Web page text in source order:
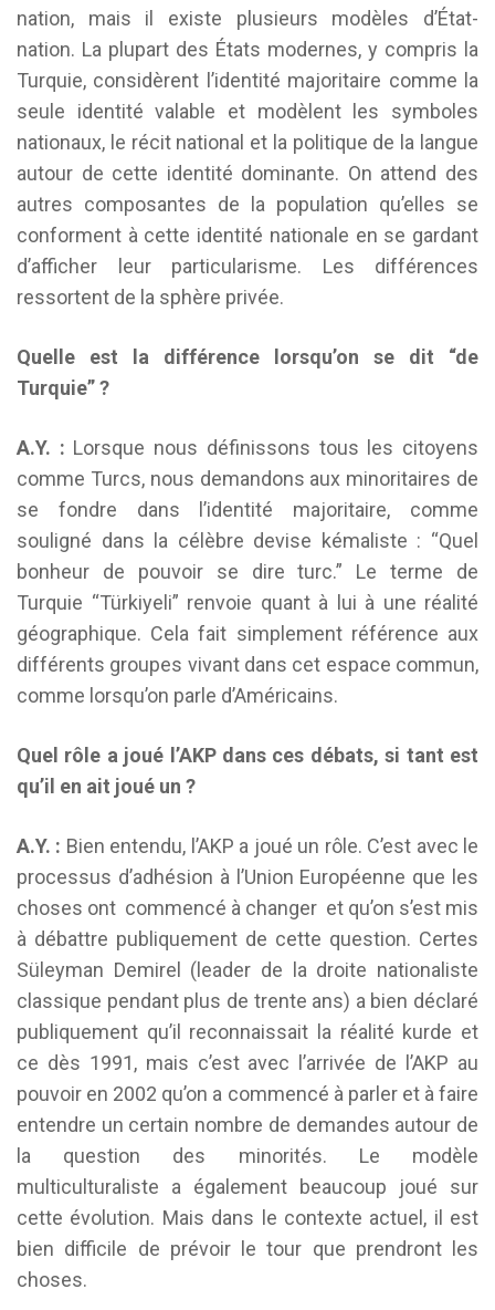
nation, mais il existe plusieurs modèles d’État-
nation. La plupart des États modernes, y compris la
Turquie, considèrent l’identité majoritaire comme la
seule identité valable et modèlent les symboles
nationaux, le récit national et la politique de la langue
autour de cette identité dominante. On attend des
autres composantes de la population qu’elles se
conforment à cette identité nationale en se gardant
d’afficher leur particularisme. Les différences
ressortent de la sphère privée.
Quelle est la différence lorsqu’on se dit “de
Turquie” ?
A.Y. : Lorsque nous définissons tous les citoyens
comme Turcs, nous demandons aux minoritaires de
se fondre dans l’identité majoritaire, comme
souligné dans la célèbre devise kémaliste : “Quel
bonheur de pouvoir se dire turc.” Le terme de
Turquie “Türkiyeli” renvoie quant à lui à une réalité
géographique. Cela fait simplement référence aux
différents groupes vivant dans cet espace commun,
comme lorsqu’on parle d’Américains.
Quel rôle a joué l’AKP dans ces débats, si tant est
qu’il en ait joué un ?
A.Y. : Bien entendu, l’AKP a joué un rôle. C’est avec le
processus d’adhésion à l’Union Européenne que les
choses ont commencé à changer et qu’on s’est mis
à débattre publiquement de cette question. Certes
Süleyman Demirel (leader de la droite nationaliste
classique pendant plus de trente ans) a bien déclaré
publiquement qu’il reconnaissait la réalité kurde et
ce dès 1991, mais c’est avec l’arrivée de l’AKP au
pouvoir en 2002 qu’on a commencé à parler et à faire
entendre un certain nombre de demandes autour de
la question des minorités. Le modèle
multiculturaliste a également beaucoup joué sur
cette évolution. Mais dans le contexte actuel, il est
bien difficile de prévoir le tour que prendront les
choses.